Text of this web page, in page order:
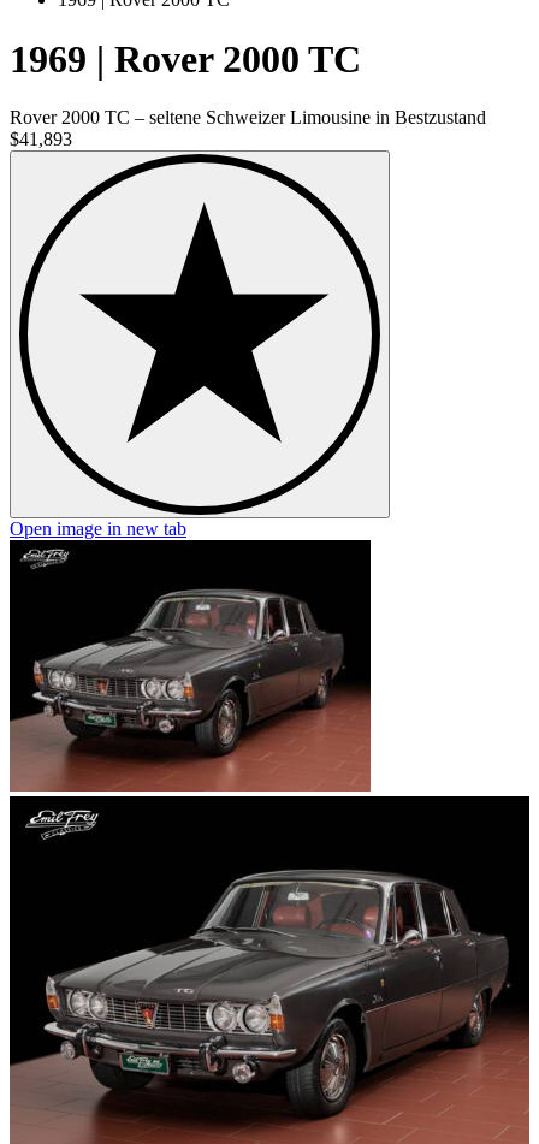
1969 | Rover 2000 TC
Rover 2000 TC – seltene Schweizer Limousine in Bestzustand
$41,893
Open image in new tab